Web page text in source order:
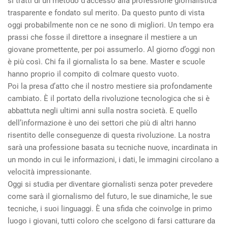
trasparente e fondato sul merito. Da questo punto di vista
oggi probabilmente non ce ne sono di migliori. Un tempo era
prassi che fosse il direttore a insegnare il mestiere a un
giovane promettente, per poi assumerlo. Al giorno d’oggi non
è più così. Chi fa il giornalista lo sa bene. Master e scuole
hanno proprio il compito di colmare questo vuoto.
Poi la presa d’atto che il nostro mestiere sia profondamente
cambiato. È il portato della rivoluzione tecnologica che si è
abbattuta negli ultimi anni sulla nostra società. E quello
dell’informazione è uno dei settori che più di altri hanno
risentito delle conseguenze di questa rivoluzione. La nostra
sarà una professione basata su tecniche nuove, incardinata in
un mondo in cui le informazioni, i dati, le immagini circolano a
velocità impressionante.
Oggi si studia per diventare giornalisti senza poter prevedere
come sarà il giornalismo del futuro, le sue dinamiche, le sue
tecniche, i suoi linguaggi. È una sfida che coinvolge in primo
luogo i giovani, tutti coloro che scelgono di farsi catturare da